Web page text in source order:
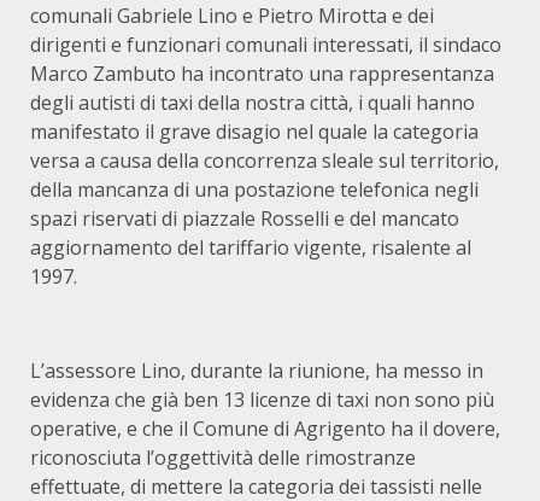
comunali Gabriele Lino e Pietro Mirotta e dei
dirigenti e funzionari comunali interessati, il sindaco
Marco Zambuto ha incontrato una rappresentanza
degli autisti di taxi della nostra città, i quali hanno
manifestato il grave disagio nel quale la categoria
versa a causa della concorrenza sleale sul territorio,
della mancanza di una postazione telefonica negli
spazi riservati di piazzale Rosselli e del mancato
aggiornamento del tariffario vigente, risalente al
1997.
L’assessore Lino, durante la riunione, ha messo in
evidenza che già ben 13 licenze di taxi non sono più
operative, e che il Comune di Agrigento ha il dovere,
riconosciuta l’oggettività delle rimostranze
effettuate, di mettere la categoria dei tassisti nelle